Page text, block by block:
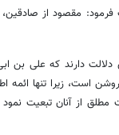
مقصود از
دلالت دارند که علی بن
است، زیرا تنها ائمه
از آنان تبعیت